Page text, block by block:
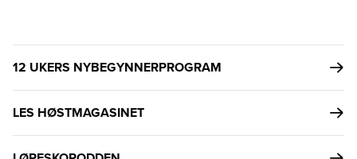
12 UKERS NYBEGYNNERPROGRAM
LES HØSTMAGASINET